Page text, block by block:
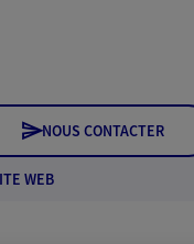
NOUS CONTACTER
WEB